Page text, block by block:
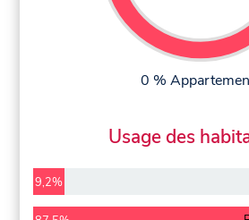
0 %
Usage des
9,2%